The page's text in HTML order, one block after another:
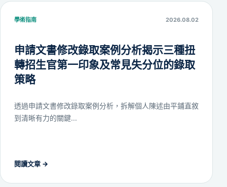
學術指南 2026.08.02
申請文書修改錄取案例分析揭示三種扭
轉招生官第一印象及常見失分位的錄取
策略
透過申請文書修改錄取案例分析，拆解個人陳述由平鋪直敘
到清晰有力的關鍵...
閱讀文章 →